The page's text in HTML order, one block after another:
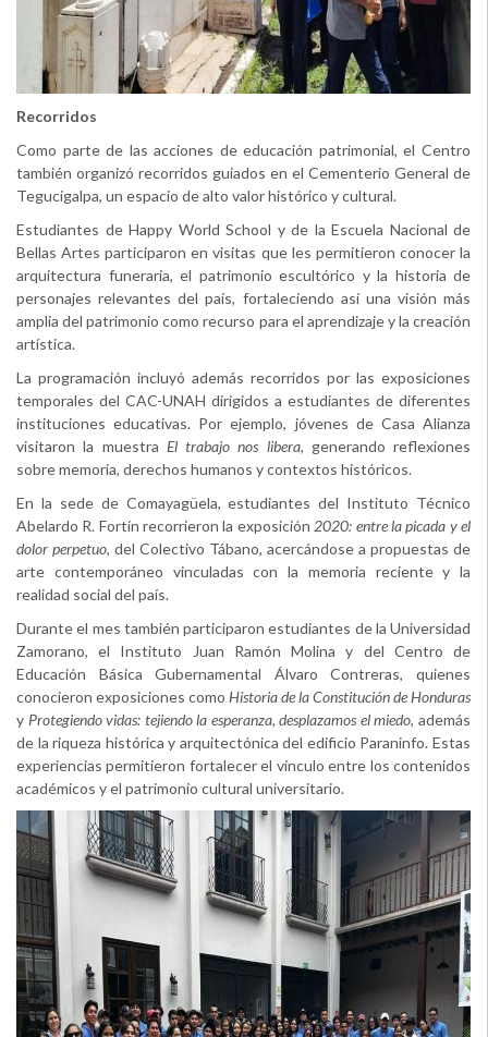
Recorridos
Como parte de las acciones de educación patrimonial, el Centro
también organizó recorridos guiados en el Cementerio General de
Tegucigalpa, un espacio de alto valor histórico y cultural.
Estudiantes de Happy World School y de la Escuela Nacional de
Bellas Artes participaron en visitas que les permitieron conocer la
arquitectura funeraria, el patrimonio escultórico y la historia de
personajes relevantes del país, fortaleciendo así una visión más
amplia del patrimonio como recurso para el aprendizaje y la creación
artística.
La programación incluyó además recorridos por las exposiciones
temporales del CAC-UNAH dirigidos a estudiantes de diferentes
instituciones educativas. Por ejemplo, jóvenes de Casa Alianza
visitaron la muestra El trabajo nos libera, generando reflexiones
sobre memoria, derechos humanos y contextos históricos.
En la sede de Comayagüela, estudiantes del Instituto Técnico
Abelardo R. Fortín recorrieron la exposición 2020: entre la picada y el
dolor perpetuo, del Colectivo Tábano, acercándose a propuestas de
arte contemporáneo vinculadas con la memoria reciente y la
realidad social del país.
Durante el mes también participaron estudiantes de la Universidad
Zamorano, el Instituto Juan Ramón Molina y del Centro de
Educación Básica Gubernamental Álvaro Contreras, quienes
conocieron exposiciones como Historia de la Constitución de Honduras
y Protegiendo vidas: tejiendo la esperanza, desplazamos el miedo, además
de la riqueza histórica y arquitectónica del edificio Paraninfo. Estas
experiencias permitieron fortalecer el vínculo entre los contenidos
académicos y el patrimonio cultural universitario.